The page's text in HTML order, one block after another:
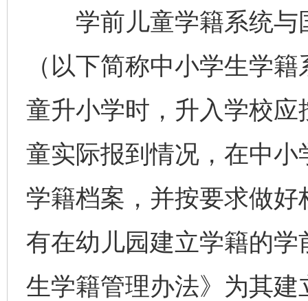
学前儿童学籍系统与
（以下简称中小学生学
童升小学时，升入学校
童实际报到情况，在中
学籍档案，并按要求做
有在幼儿园建立学籍的
生学籍管理办法》为其建